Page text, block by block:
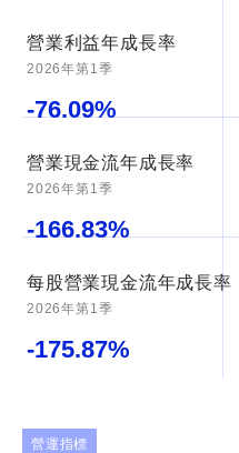
營業利益年成長率
2026年第1季
-76.09%
營業現金流年成長率
2026年第1季
-166.83%
每股營業現金流年成長率
2026年第1季
-175.87%
營運指標